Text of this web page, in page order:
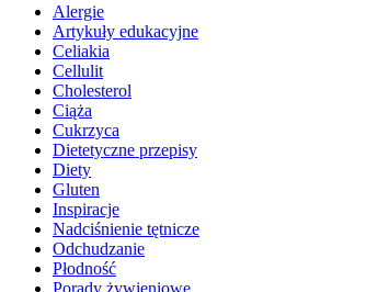
Alergie
Artykuły edukacyjne
Celiakia
Cellulit
Cholesterol
Ciąża
Cukrzyca
Dietetyczne przepisy
Diety
Gluten
Inspiracje
Nadciśnienie tętnicze
Odchudzanie
Płodność
Porady żywieniowe